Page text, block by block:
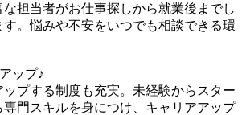
な担当者がお仕事探しから就業後までし
す。悩みや不安をいつでも相談できる環
ップ♪
プする制度も充実。未経験からスター
専門スキルを身につけ、キャリアアップ